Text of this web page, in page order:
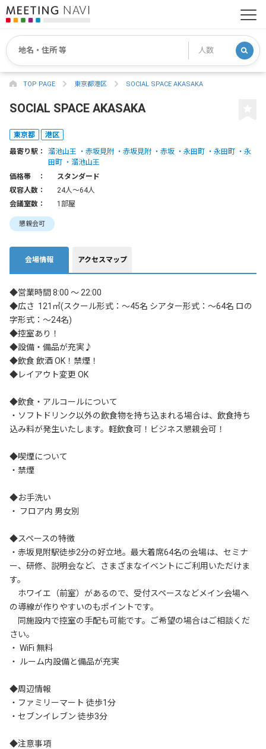
TOP PAGE 東京都港区 SOCIAL SPACE AKASAKA
SOCIAL SPACE AKASAKA
東京都 港区
最寄り駅： 溜池山王 赤坂見附 赤坂見附 赤坂 永田町 永田町
永
田町
溜池山王
価格帯 ：
スタンダード
収容人数：
24人〜64人
会議室数：
1部屋
懇親会可
会場情報 アクセスマップ
◆営業時間 8:00 ～ 22:00
◆広さ  121㎡(スクール形式：～45名 シアター形式：～64名 ロの
字形式：～24名)
◆控室あり！
◆設備・備品が充実♪
◆飲食 飲酒 OK！禁煙！
◆レイアウト変更 OK
◆飲食・アルコールについて
・ソフトドリンク以外の飲食物を持ち込まれる場合は、飲食持ち
込み料が発生いたします。軽飲食可！ビジネス懇親会可！
◆喫煙について
・禁煙
◆お手洗い
・ フロア内 男女別
◆スペースの特徴
・赤坂見附駅徒歩2分の好立地。最大着席64名の会場は、セミナ
ー、研修、説明会など、さまざまなイベントにご利用いただけま
す。
ホワイエ（前室）があるので、受付スペースなどメイン会場へ
の導線が作りやすいのもポイントです。
同施設内で控室の手配も可能です。ご希望の場合はご相談くだ
さい。
・ WiFi 無料
・ ルーム内設備と備品が充実
◆周辺情報
・ファミリーマート 徒歩1分
・セブンイレブン 徒歩3分
◆注意事項